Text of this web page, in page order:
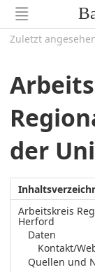
Zuletzt
der
Arbeitskreis
Herford
Daten
Kontakt/
Quellen und